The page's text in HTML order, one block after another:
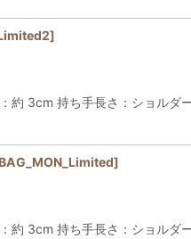
]
3cm 持ち手長さ：ショル
]
3cm 持ち手長さ：ショル